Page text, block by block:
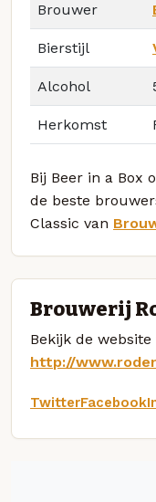
Brouwer
Bierstijl
Alcohol
Herkomst
Bij Beer in a Box
de beste
Classic van
Brouwerij
Bekijk de
http://
TwitterFacebook